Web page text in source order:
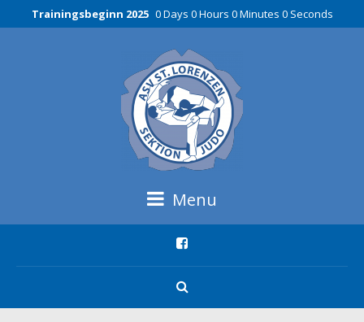
Trainingsbeginn 2025 0 Days 0 Hours 0 Minutes 0 Seconds
Menu